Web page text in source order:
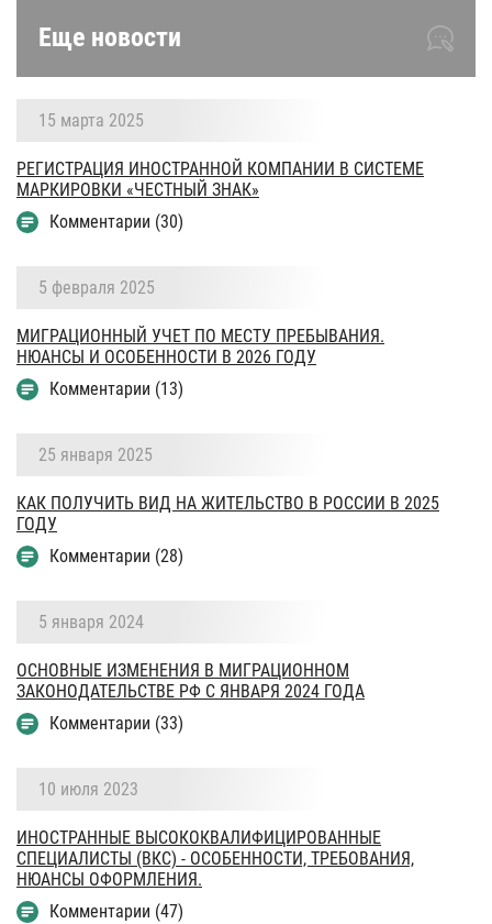
Еще новости
15 марта 2025
РЕГИСТРАЦИЯ ИНОСТРАННОЙ КОМПАНИИ В СИСТЕМЕ
МАРКИРОВКИ «ЧЕСТНЫЙ ЗНАК»
Комментарии (30)
5 февраля 2025
МИГРАЦИОННЫЙ УЧЕТ ПО МЕСТУ ПРЕБЫВАНИЯ.
НЮАНСЫ И ОСОБЕННОСТИ В 2026 ГОДУ
Комментарии (13)
25 января 2025
КАК ПОЛУЧИТЬ ВИД НА ЖИТЕЛЬСТВО В РОССИИ В 2025
ГОДУ
Комментарии (28)
5 января 2024
ОСНОВНЫЕ ИЗМЕНЕНИЯ В МИГРАЦИОННОМ
ЗАКОНОДАТЕЛЬСТВЕ РФ С ЯНВАРЯ 2024 ГОДА
Комментарии (33)
10 июля 2023
ИНОСТРАННЫЕ ВЫСОКОКВАЛИФИЦИРОВАННЫЕ
СПЕЦИАЛИСТЫ (ВКС) - ОСОБЕННОСТИ, ТРЕБОВАНИЯ,
НЮАНСЫ ОФОРМЛЕНИЯ.
Комментарии (47)